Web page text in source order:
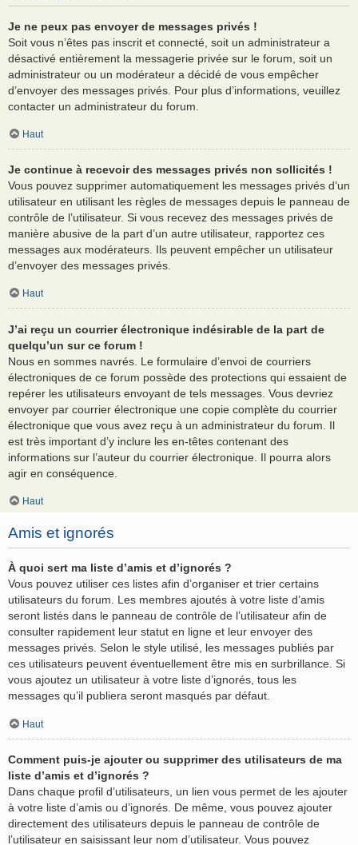
Je ne peux pas envoyer de messages privés !
Soit vous n’êtes pas inscrit et connecté, soit un administrateur a
désactivé entièrement la messagerie privée sur le forum, soit un
administrateur ou un modérateur a décidé de vous empêcher
d’envoyer des messages privés. Pour plus d’informations, veuillez
contacter un administrateur du forum.
Haut
Je continue à recevoir des messages privés non sollicités !
Vous pouvez supprimer automatiquement les messages privés d’un
utilisateur en utilisant les règles de messages depuis le panneau de
contrôle de l’utilisateur. Si vous recevez des messages privés de
manière abusive de la part d’un autre utilisateur, rapportez ces
messages aux modérateurs. Ils peuvent empêcher un utilisateur
d’envoyer des messages privés.
Haut
J’ai reçu un courrier électronique indésirable de la part de
quelqu’un sur ce forum !
Nous en sommes navrés. Le formulaire d’envoi de courriers
électroniques de ce forum possède des protections qui essaient de
repérer les utilisateurs envoyant de tels messages. Vous devriez
envoyer par courrier électronique une copie complète du courrier
électronique que vous avez reçu à un administrateur du forum. Il
est très important d’y inclure les en-têtes contenant des
informations sur l’auteur du courrier électronique. Il pourra alors
agir en conséquence.
Haut
Amis et ignorés
À quoi sert ma liste d’amis et d’ignorés ?
Vous pouvez utiliser ces listes afin d’organiser et trier certains
utilisateurs du forum. Les membres ajoutés à votre liste d’amis
seront listés dans le panneau de contrôle de l’utilisateur afin de
consulter rapidement leur statut en ligne et leur envoyer des
messages privés. Selon le style utilisé, les messages publiés par
ces utilisateurs peuvent éventuellement être mis en surbrillance. Si
vous ajoutez un utilisateur à votre liste d’ignorés, tous les
messages qu’il publiera seront masqués par défaut.
Haut
Comment puis-je ajouter ou supprimer des utilisateurs de ma
liste d’amis et d’ignorés ?
Dans chaque profil d’utilisateurs, un lien vous permet de les ajouter
à votre liste d’amis ou d’ignorés. De même, vous pouvez ajouter
directement des utilisateurs depuis le panneau de contrôle de
l’utilisateur en saisissant leur nom d’utilisateur. Vous pouvez